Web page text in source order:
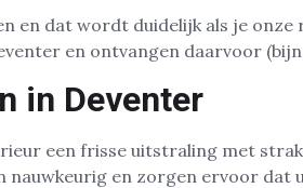
en dat wordt duidelijk als je onze
en ontvangen daarvoor
in Deventer
een frisse uitstraling met
nauwkeurig en zorgen ervoor dat